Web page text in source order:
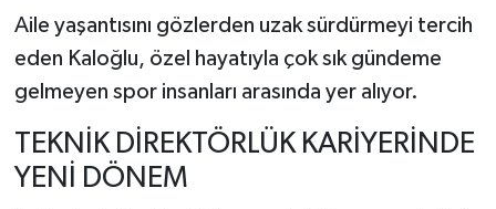
Aile yaşantısını gözlerden uzak sürdürmeyi tercih
eden Kaloğlu, özel hayatıyla çok sık gündeme
gelmeyen spor insanları arasında yer alıyor.
TEKNİK DİREKTÖRLÜK KARİYERİNDE
YENİ DÖNEM